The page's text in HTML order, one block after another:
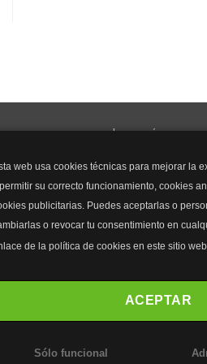
web usa cookies técnicas para mejorar la
su correcto funcionamiento, cookies
publicitarias. Puedes aceptarlas o
o revocar tu consentimiento en
de la política de cookies en este sitio
ACEPTAR
Sólo funcional
y mucho más...
Mascarillas
Mascarillas FFP2
Mascarillas FFP3
Bolsos
Bolsos Tous
Bolsos Antirrobo
Bolsos Verano
Outlet Bolsos